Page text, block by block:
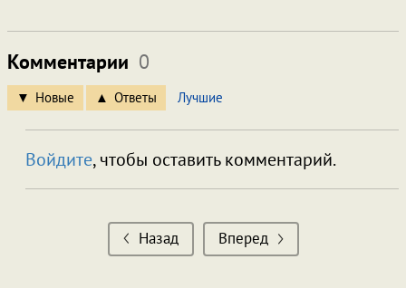
Комментарии 0
Новые Ответы Лучшие
Войдите, чтобы оставить комментарий.
Назад Вперед